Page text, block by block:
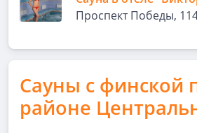
Проспект Победы,
Сауны с финской
районе